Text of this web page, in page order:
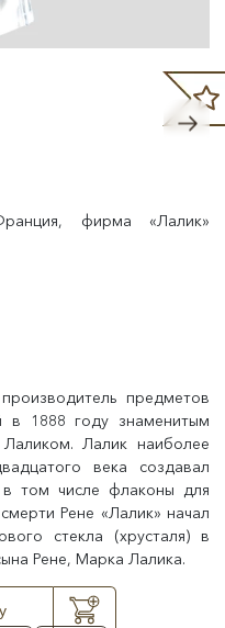
фирма «Лалик»
предметов
наиболее
века создавал
в том числе флаконы для
1950-х годах под руководством сына Рене, Марка Лалика.